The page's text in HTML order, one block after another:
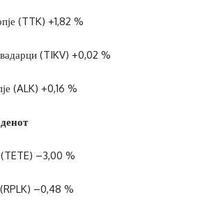
(TTK) +1,82 %
(TIKV) +0,02 %
(ALK) +0,16 %
–3,00 %
–0,48 %